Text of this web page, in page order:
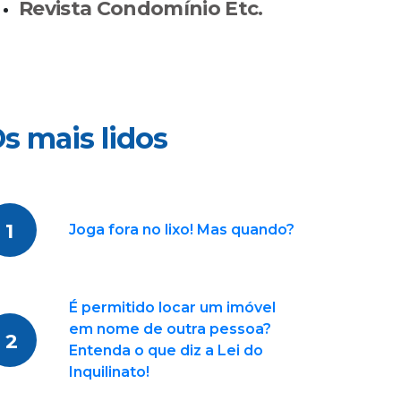
Revista Condomínio Etc.
mais lidos
1 Joga fora no lixo! Mas quando?
2
É permitido locar um imóvel
em nome de outra pessoa?
Entenda o que diz a Lei do
Inquilinato!